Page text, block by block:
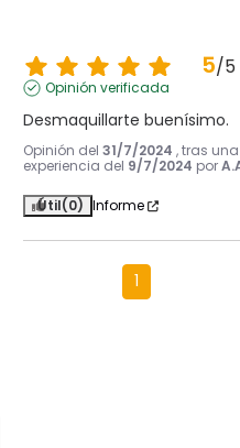
5/5
Opinión verificada
Desmaquillarte buenísimo.
Opinión del 31/7/2024 , tras una
experiencia del 9/7/2024 por
Útil(0) Informe
1